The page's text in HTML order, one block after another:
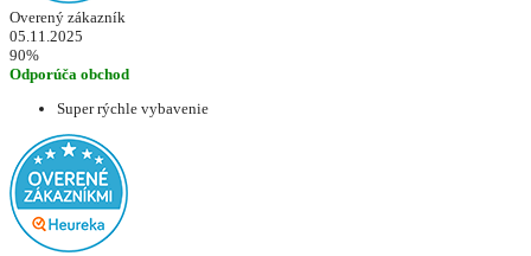
Overený zákazník
05.11.2025
90%
Odporúča obchod
Super rýchle vybavenie